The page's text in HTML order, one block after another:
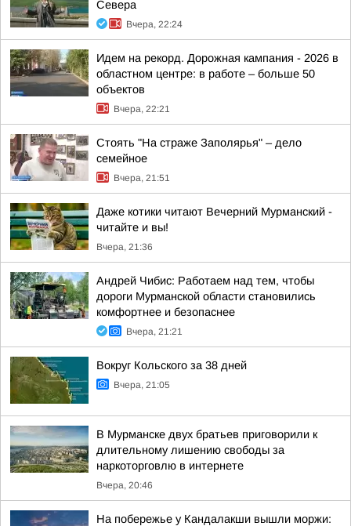
Севера
Вчера, 22:24
Идем на рекорд. Дорожная кампания - 2026 в
областном центре: в работе – больше 50
объектов
Вчера, 22:21
Стоять "На страже Заполярья" – дело
семейное
Вчера, 21:51
Даже котики читают Вечерний Мурманский -
читайте и вы!
Вчера, 21:36
Андрей Чибис: Работаем над тем, чтобы
дороги Мурманской области становились
комфортнее и безопаснее
Вчера, 21:21
Вокруг Кольского за 38 дней
Вчера, 21:05
В Мурманске двух братьев приговорили к
длительному лишению свободы за
наркоторговлю в интернете
Вчера, 20:46
На побережье у Кандалакши вышли моржи: